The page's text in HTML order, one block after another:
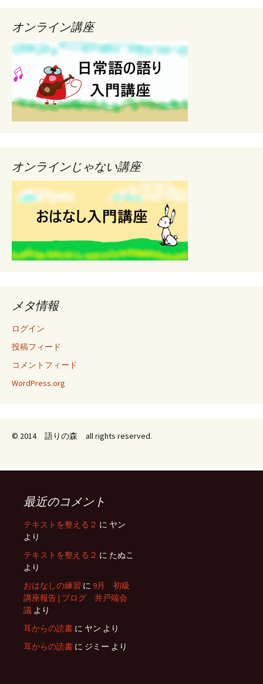
オンライン講座
オンラインじゃない講座
メタ情報
ログイン
投稿フィード
コメントフィード
WordPress.org
© 2014 語りの森 all rights reserved.
最近のコメント
テキストを整える２ に ヤン
より
テキストを整える２ に たぬこ
より
おはなしの練習 に 9月 初級
講座報告 | ブログ 井戸端会
議 より
耳からの読書 に ヤン より
耳からの読書 に ジミー より